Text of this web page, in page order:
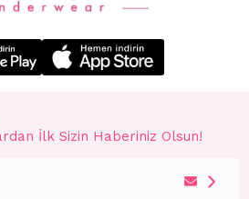
İlk Sizin Haberiniz Olsun!